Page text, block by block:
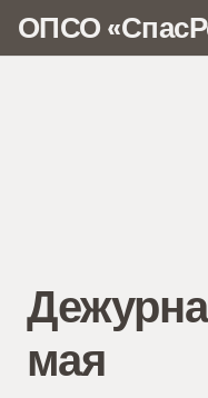
ОПСО
мая